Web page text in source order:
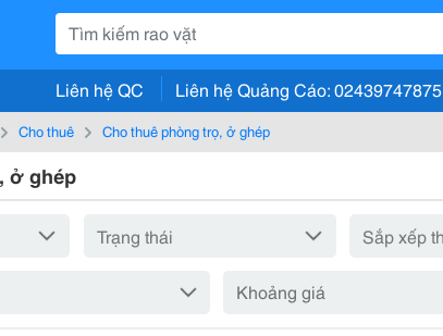
Liên hệ QC Liên hệ Quảng Cáo: 02439747875
Cho thuê Cho thuê phòng trọ, ở ghép
ở ghép
Khoảng giá